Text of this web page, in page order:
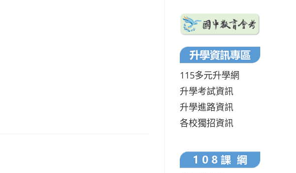
115多元升學網
升學考試資訊
升學進路資訊
各校獨招資訊